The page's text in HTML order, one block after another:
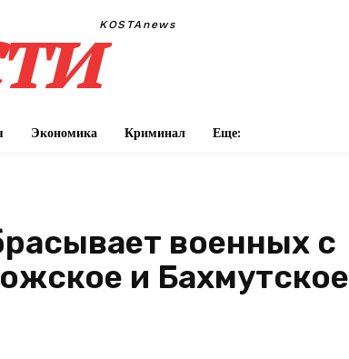
KOSTAnews
Экономика Криминал Еще:
военных с
и Бахмутское